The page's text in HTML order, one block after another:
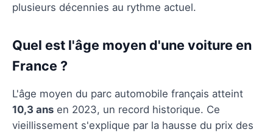
plusieurs décennies au rythme actuel.
Quel est l'âge moyen d'une voiture en
France ?
L'âge moyen du parc automobile français atteint
10,3 ans en 2023, un record historique. Ce
vieillissement s'explique par la hausse du prix des